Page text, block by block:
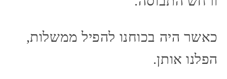
כאשר היה בכוחנו להפיל ממשלות,
הפלנו אותן.